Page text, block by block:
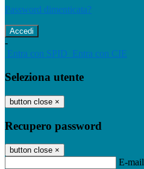
Password dimenticata?
-
Entra con SPID Entra con CIE
Seleziona utente
button close ×
Recupero password
button close ×
E-mail